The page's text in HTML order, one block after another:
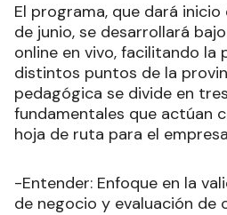
El programa, que dará
de junio, se desarrollará
online en vivo, facilitando la
distintos puntos de la
pedagógica se divide en
fundamentales que actúan
hoja de ruta para el
-Entender: Enfoque en la
de negocio y evaluación de